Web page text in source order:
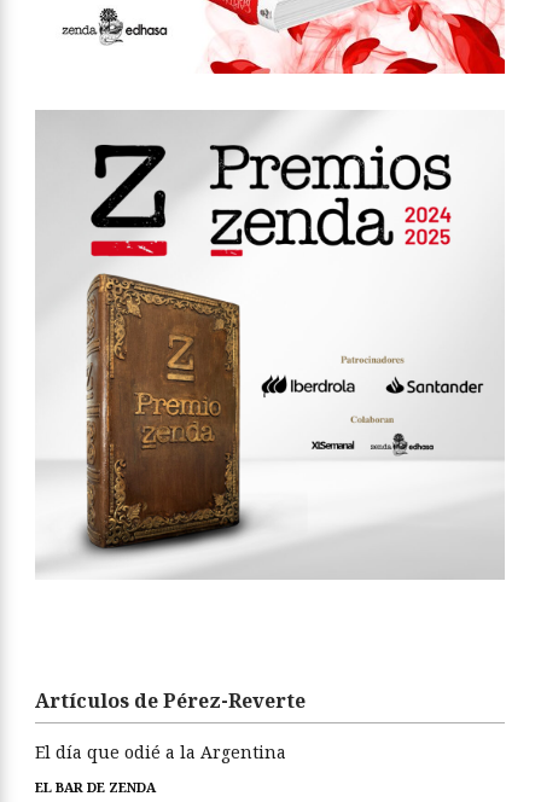
Artículos de Pérez-Reverte
El día que odié a la Argentina
EL BAR DE ZENDA